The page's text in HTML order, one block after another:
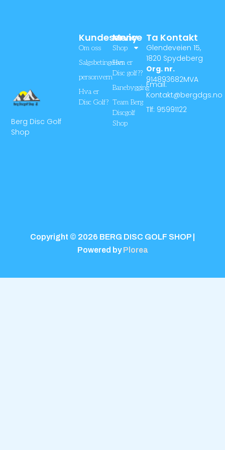
Berg Disc Golf
Shop
Meny
Shop
Hva er
Disc golf??
Banebygging
Team Berg
Discgolf
Shop
Kundeservice
Om oss
Salgsbetingelser
personvern
Hva er
Disc Golf?
Ta Kontakt
Glendeveien 15,
1820 Spydeberg
Org. nr.
914893682MVA
Email:
Kontakt@bergdgs.no
Tlf: 95991122
Copyright © 2026 BERG DISC GOLF SHOP |
Powered byPlorea